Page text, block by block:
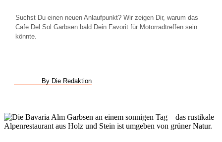
Suchst Du einen neuen Anlaufpunkt? Wir zeigen Dir, warum das
Cafe Del Sol Garbsen bald Dein Favorit für Motorradtreffen sein
könnte.
By Die Redaktion